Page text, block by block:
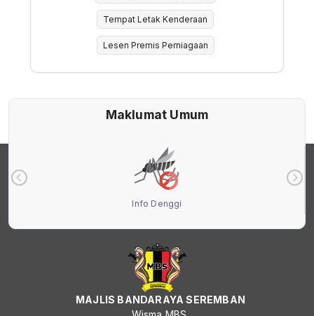
Tempat Letak Kenderaan
Lesen Premis Perniagaan
Maklumat Umum
Info Denggi
MAJLIS BANDARAYA SEREMBAN